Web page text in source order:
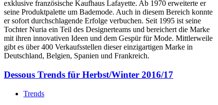
exklusive französische Kaufhaus Lafayette. Ab 1970 erweiterte er
seine Produktpalette um Bademode. Auch in diesem Bereich konnte
er sofort durchschlagende Erfolge verbuchen. Seit 1995 ist seine
Tochter Nuria ein Teil des Designerteams und bereichert die Marke
mit ihren innovativen Ideen und dem Gespür für Mode. Mittlerweile
gibt es über 400 Verkaufsstellen dieser einzigartigen Marke in
Deutschland, Belgien, Spanien und Frankreich.
Dessous Trends für Herbst/Winter 2016/17
Trends